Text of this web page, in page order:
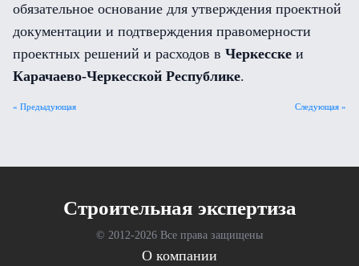
обязательное основание для утверждения проектной
документации и подтверждения правомерности
проектных решений и расходов в Черкесске и
Карачаево-Черкесской Республике.
Следующая »
« Предыдующая
Cтроительная экспертиза
© 2012-2026 Все права защищены
О компании